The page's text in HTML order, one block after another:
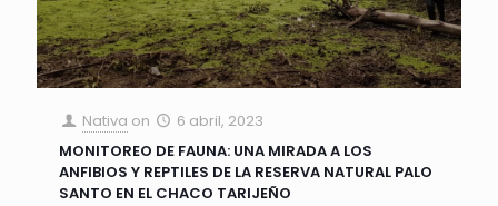
Nativa on
6 abril, 2023
MONITOREO DE FAUNA: UNA MIRADA A LOS
ANFIBIOS Y REPTILES DE LA RESERVA NATURAL PALO
SANTO EN EL CHACO TARIJEÑO